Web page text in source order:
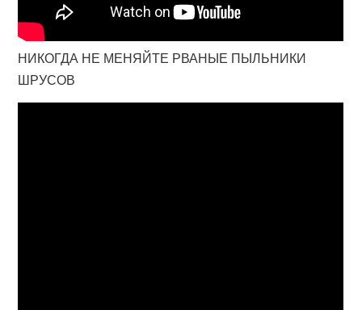
НИКОГДА НЕ МЕНЯЙТЕ РВАНЫЕ ПЫЛЬНИКИ
ШРУСОВ